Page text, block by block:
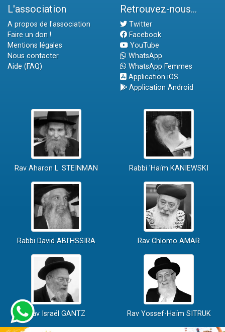
L'association
A propos de l'association
Faire un don !
Mentions légales
Nous contacter
Aide (FAQ)
Retrouvez-nous...
Twitter
Facebook
YouTube
WhatsApp
WhatsApp Femmes
Application iOS
Application Android
Rav Aharon L. STEINMAN Rabbi 'Haïm KANIEWSKI
Rabbi David ABI'HSSIRA Rav Chlomo AMAR
Rav Israël GANTZ Rav Yossef-Haïm SITRUK